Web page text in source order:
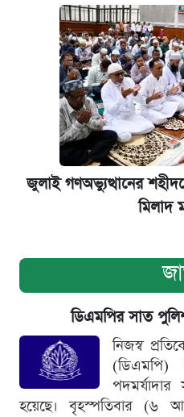
জুলাই গণঅভ্যুত্থানের
মিলাদ
ডিএমপির সাত
নিজস্ব
(ডিএমপি)
হয়েছে। বৃহস্পতিবার (৬